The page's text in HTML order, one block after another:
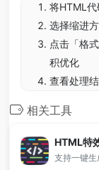
将HTML
选择缩进
点击「格
积优化
查看处理
相关工具